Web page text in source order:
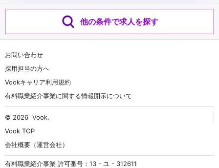
他の条件で求人を探す
お問い合わせ
採用担当の方へ
Vookキャリア利用規約
有料職業紹介事業に関する情報開示について
© 2026 Vook.
Vook TOP
会社概要（運営会社）
有料職業紹介事業 許可番号：13 - ユ - 312611